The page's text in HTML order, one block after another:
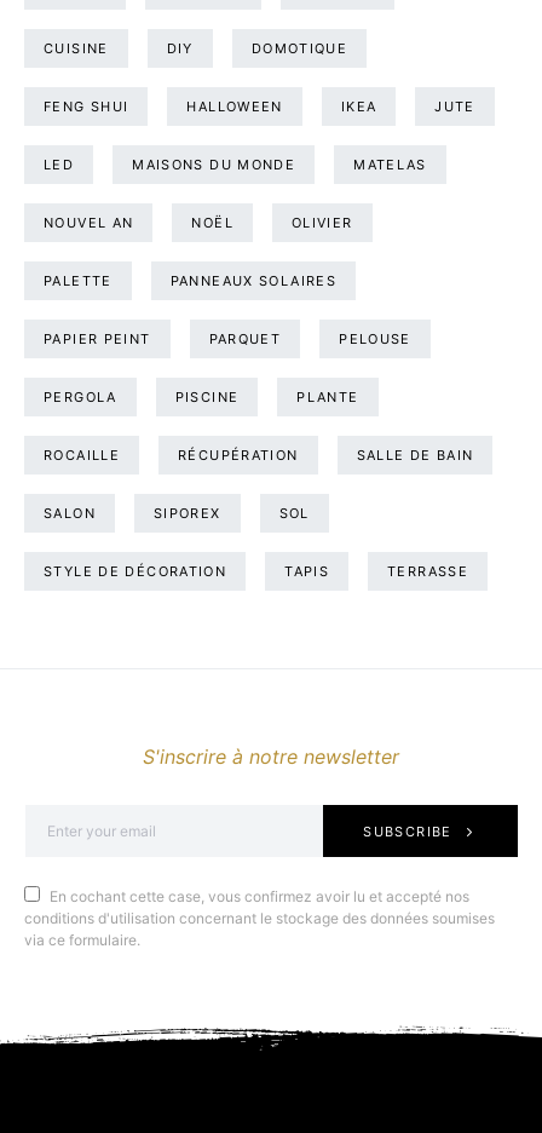
CUISINE DIY DOMOTIQUE
FENG SHUI HALLOWEEN IKEA JUTE
LED MAISONS DU MONDE MATELAS
NOUVEL AN NOËL OLIVIER
PALETTE PANNEAUX SOLAIRES
PAPIER PEINT PARQUET PELOUSE
PERGOLA PISCINE PLANTE
ROCAILLE RÉCUPÉRATION SALLE DE BAIN
SALON SIPOREX SOL
STYLE DE DÉCORATION TAPIS TERRASSE
S'inscrire à notre newsletter
SUBSCRIBE
En cochant cette case, vous confirmez avoir lu et accepté nos
conditions d'utilisation concernant le stockage des données soumises
via ce formulaire.